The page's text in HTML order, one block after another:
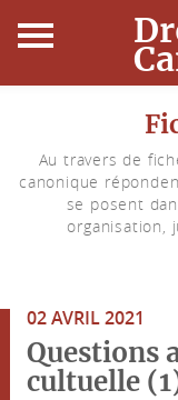
Droit
Ressources
Connexion
Au travers de
canonique
se posent
organisation,
02 AVRIL 2021
Questions
cultuelle